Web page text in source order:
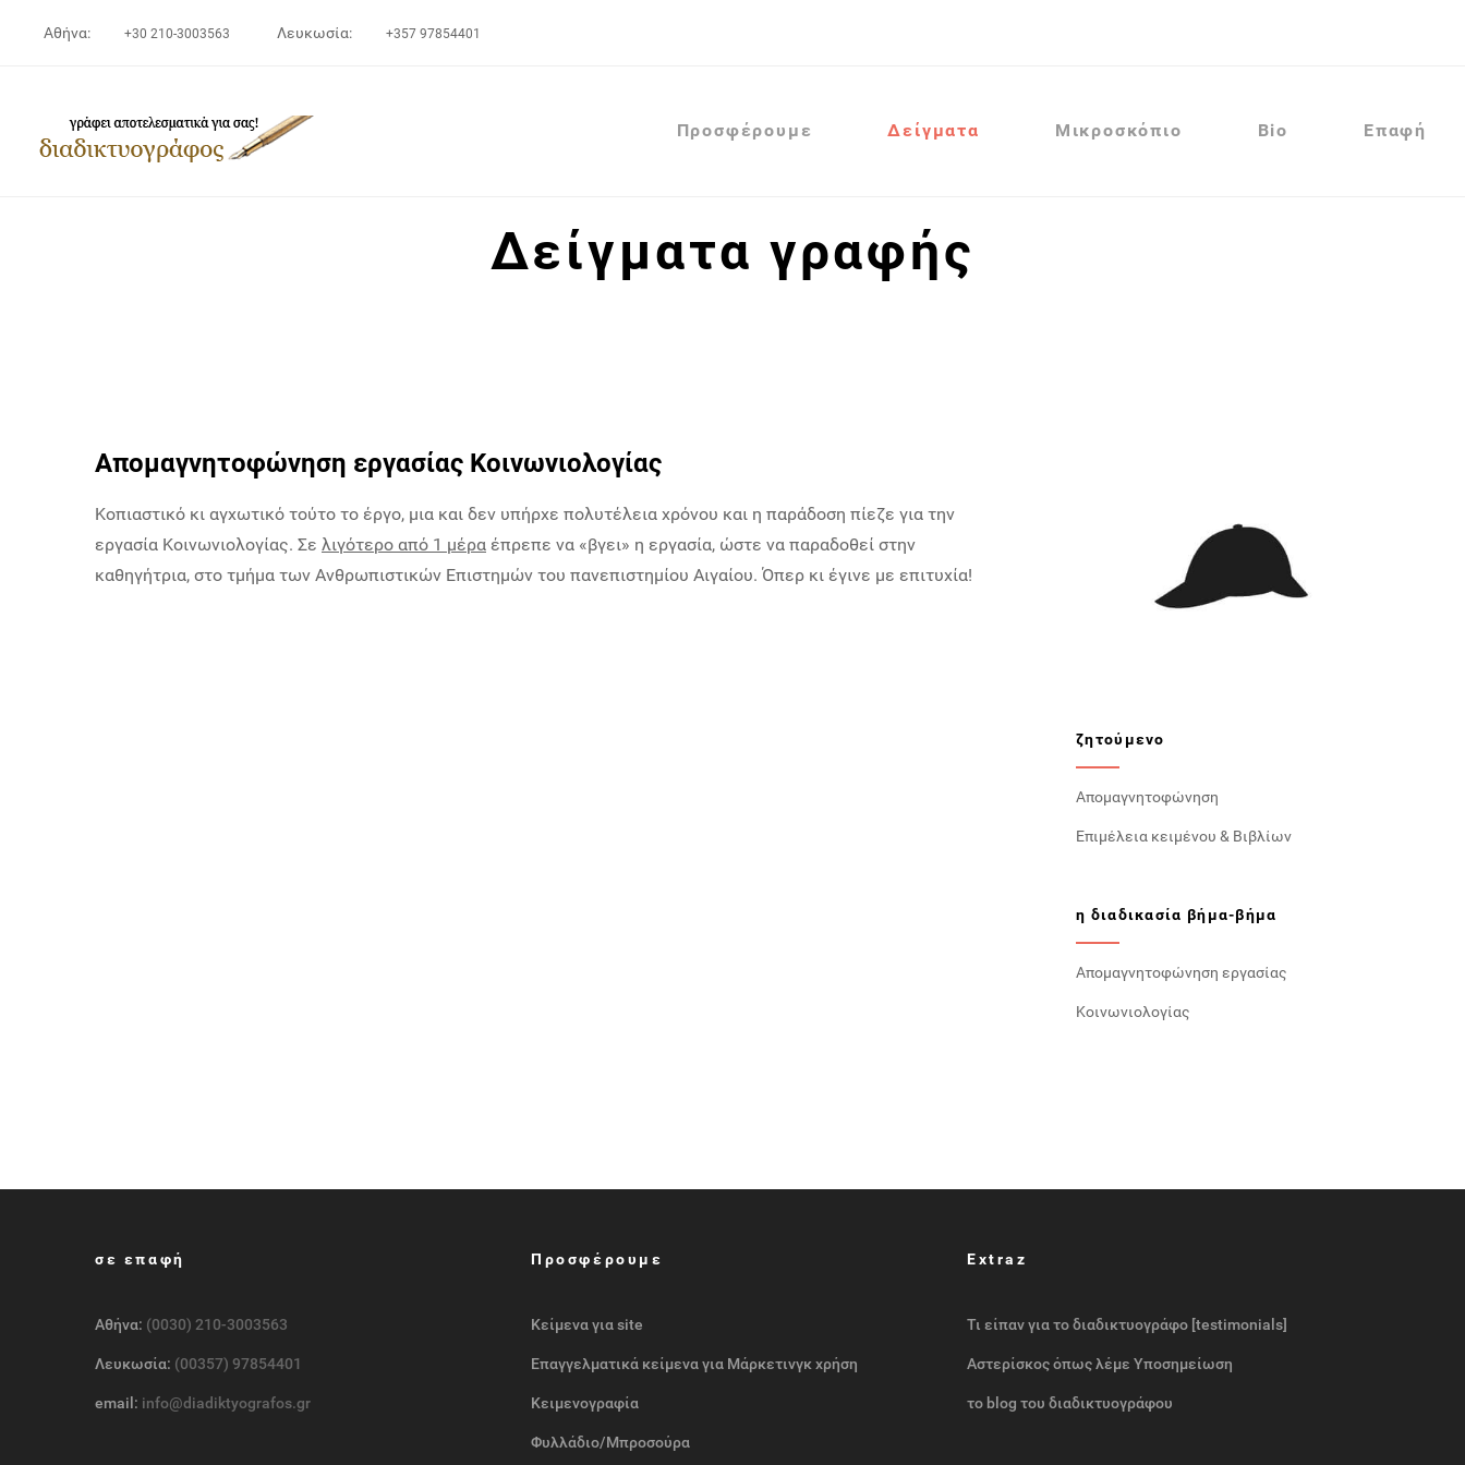
Αθήνα: +30 210-3003563 Λευκωσία: +357 97854401
Προσφέρουμε Δείγματα Μικροσκόπιο Bio Επαφή
Δείγματα γραφής
Απομαγνητοφώνηση εργασίας Κοινωνιολογίας
Κοπιαστικό κι αγχωτικό τούτο το έργο, μια και δεν υπήρχε πολυτέλεια χρόνου και η παράδοση πίεζε για την
εργασία Κοινωνιολογίας. Σε λιγότερο από 1 μέρα έπρεπε να «βγει» η εργασία, ώστε να παραδοθεί στην
καθηγήτρια, στο τμήμα των Ανθρωπιστικών Επιστημών του πανεπιστημίου Αιγαίου. Όπερ κι έγινε με επιτυχία!
ζητούμενο
Απομαγνητοφώνηση
Επιμέλεια κειμένου & Βιβλίων
η διαδικασία βήμα-βήμα
Απομαγνητοφώνηση εργασίας
Κοινωνιολογίας
σε επαφή
Αθήνα: (0030) 210-3003563
Λευκωσία: (00357) 97854401
email: info@diadiktyografos.gr
Προσφέρουμε
Κείμενα για site
Επαγγελματικά κείμενα για Μάρκετινγκ χρήση
Κειμενογραφία
Φυλλάδιο/Μπροσούρα
Extraz
Τι είπαν για το διαδικτυογράφο [testimonials]
Αστερίσκος όπως λέμε Υποσημείωση
το blog του διαδικτυογράφου